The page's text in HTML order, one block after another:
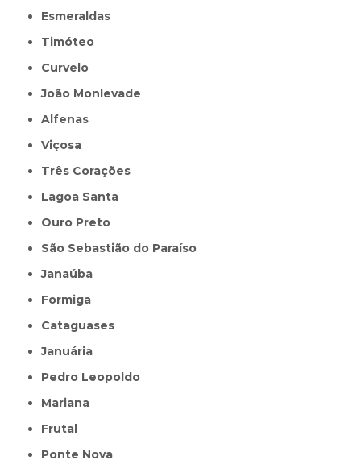
Esmeraldas
Timóteo
Curvelo
João Monlevade
Alfenas
Viçosa
Três Corações
Lagoa Santa
Ouro Preto
São Sebastião do Paraíso
Janaúba
Formiga
Cataguases
Januária
Pedro Leopoldo
Mariana
Frutal
Ponte Nova